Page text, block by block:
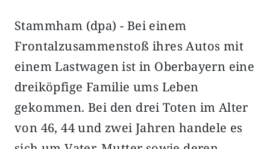
Stammham (dpa) - Bei einem
Frontalzusammenstoß ihres Autos mit
einem Lastwagen ist in Oberbayern eine
dreiköpfige Familie ums Leben
gekommen. Bei den drei Toten im Alter
von 46, 44 und zwei Jahren handele es